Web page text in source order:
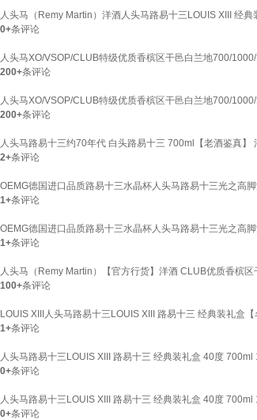
人头马（Remy Martin）洋酒人头马路易十三LOUIS XIII 经
0+条评论
人头马XO/VSOP/CLUB特级优质香槟区干邑白兰地700/
200+条评论
人头马XO/VSOP/CLUB特级优质香槟区干邑白兰地700/
200+条评论
人头马路易十三约70年代 白头路易十三 700ml【老酒鉴真
2+条评论
OEMG德国进口品质路易十三水晶杯人头马路易十三光之高
1+条评论
OEMG德国进口品质路易十三水晶杯人头马路易十三光之高
1+条评论
人头马（Remy Martin）【官方行货】洋酒 CLUB优质香槟
100+条评论
LOUIS XIII人头马路易十三LOUIS XIII 路易十三 经典装礼盒
1+条评论
人头马路易十三LOUIS XIII 路易十三 经典装礼盒 40度
0+条评论
人头马路易十三LOUIS XIII 路易十三 经典装礼盒 40度
0+条评论